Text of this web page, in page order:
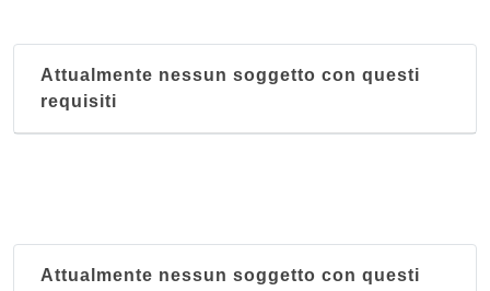
Attualmente nessun soggetto con questi
requisiti
Attualmente nessun soggetto con questi